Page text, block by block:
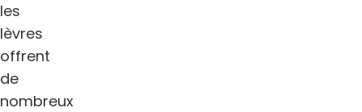
les
lèvres
offrent
de
nombreux